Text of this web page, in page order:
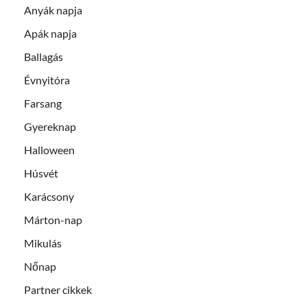
Anyák napja
Apák napja
Ballagás
Évnyitóra
Farsang
Gyereknap
Halloween
Húsvét
Karácsony
Márton-nap
Mikulás
Nőnap
Partner cikkek